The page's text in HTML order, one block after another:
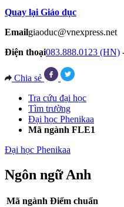
Quay lại Giáo dục
Emailgiaoduc@vnexpress.net
Điện thoại083.888.0123 (HN)
Chia sẻ
Tra cứu đại học
Tìm trường
Đại học Phenikaa
Mã ngành FLE1
Đại học Phenikaa
Ngôn ngữ Anh
Mã ngành Điểm chuẩn